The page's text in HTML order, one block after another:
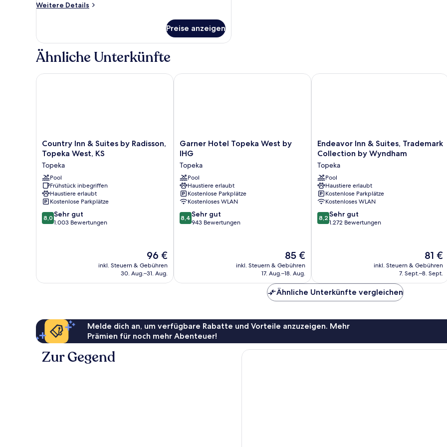
Weitere Details
Weitere
1 King-
Bett
Preise anzeigen
Ähnliche Unterkünfte
Country
Inn
Suites
by
Radisson,
Topeka
West,
KS
Topeka
Country Inn & Suites by Radisson,
Topeka West, KS
Topeka
Pool
Frühstück inbegriffen
Haustiere erlaubt
Kostenlose Parkplätze
8.0
von
8,0 Sehr gut
1.003 Bewertungen
Der
Preis
beträgt
96 €
inkl. Steuern & Gebühren
30. Aug.–31. Aug.
Country Inn & Suites by Radisson, Topeka West, KS
Garner
Hotel
West
by
IHG
Topeka
Garner Hotel Topeka West by
IHG
Topeka
Pool
Haustiere erlaubt
Kostenlose Parkplätze
Kostenloses WLAN
8.4
von
8,4 Sehr gut
943 Bewertungen
Der
Preis
beträgt
85 €
inkl. Steuern & Gebühren
17. Aug.–18. Aug.
Garner Hotel Topeka West by IHG
Endeavor
Inn
Suites,
Trademark
Collection
by
Wyndham
Topeka
Endeavor Inn & Suites, Trademark
Collection by Wyndham
Topeka
Pool
Haustiere erlaubt
Kostenlose Parkplätze
Kostenloses WLAN
8.2
von
8,2 Sehr gut
1.272 Bewertungen
Der
Preis
beträgt
81 €
inkl. Steuern & Gebühren
7. Sept.–8. Sept.
Endeavor Inn & Suites, Trademark
Ähnliche Unterkünfte vergleichen
Melde dich an, um verfügbare Rabatte und Vorteile anzuzeigen. Mehr
Prämien für noch mehr Abenteuer!
Zur Gegend